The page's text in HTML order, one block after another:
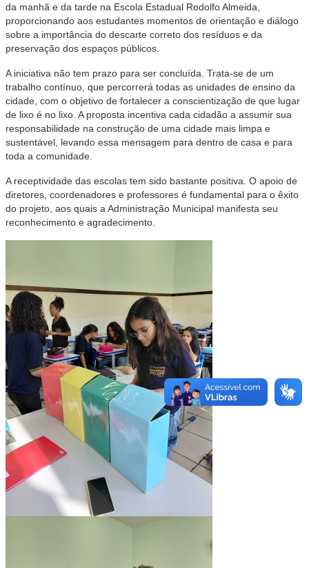
da manhã e da tarde na Escola Estadual Rodolfo Almeida,
proporcionando aos estudantes momentos de orientação e diálogo
sobre a importância do descarte correto dos resíduos e da
preservação dos espaços públicos.
A iniciativa não tem prazo para ser concluída. Trata-se de um
trabalho contínuo, que percorrerá todas as unidades de ensino da
cidade, com o objetivo de fortalecer a conscientização de que lugar
de lixo é no lixo. A proposta incentiva cada cidadão a assumir sua
responsabilidade na construção de uma cidade mais limpa e
sustentável, levando essa mensagem para dentro de casa e para
toda a comunidade.
A receptividade das escolas tem sido bastante positiva. O apoio de
diretores, coordenadores e professores é fundamental para o êxito
do projeto, aos quais a Administração Municipal manifesta seu
reconhecimento e agradecimento.